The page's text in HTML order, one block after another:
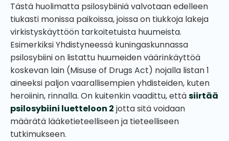
Tästä huolimatta psilosybiiniä valvotaan edelleen
tiukasti monissa paikoissa, joissa on tiukkoja lakeja
virkistyskäyttöön tarkoitetuista huumeista.
Esimerkiksi Yhdistyneessä kuningaskunnassa
psilosybiini on listattu huumeiden väärinkäyttöä
koskevan lain (Misuse of Drugs Act) nojalla listan 1
aineeksi paljon vaarallisempien yhdisteiden, kuten
heroiinin, rinnalla. On kuitenkin vaadittu, ettäsiirtää
psilosybiini luetteloon 2 jotta sitä voidaan
määrätä lääketieteelliseen ja tieteelliseen
tutkimukseen.